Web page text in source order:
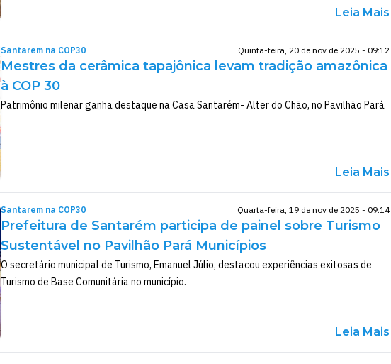
Leia Mais
Santarem na COP30 Quinta-feira, 20 de nov de 2025 - 09:12
Mestres da cerâmica tapajônica levam tradição amazônica
à COP 30
Patrimônio milenar ganha destaque na Casa Santarém- Alter do Chão, no Pavilhão Pará
Leia Mais
Santarem na COP30 Quarta-feira, 19 de nov de 2025 - 09:14
Prefeitura de Santarém participa de painel sobre Turismo
Sustentável no Pavilhão Pará Municípios
O secretário municipal de Turismo, Emanuel Júlio, destacou experiências exitosas de
Turismo de Base Comunitária no município.
Leia Mais